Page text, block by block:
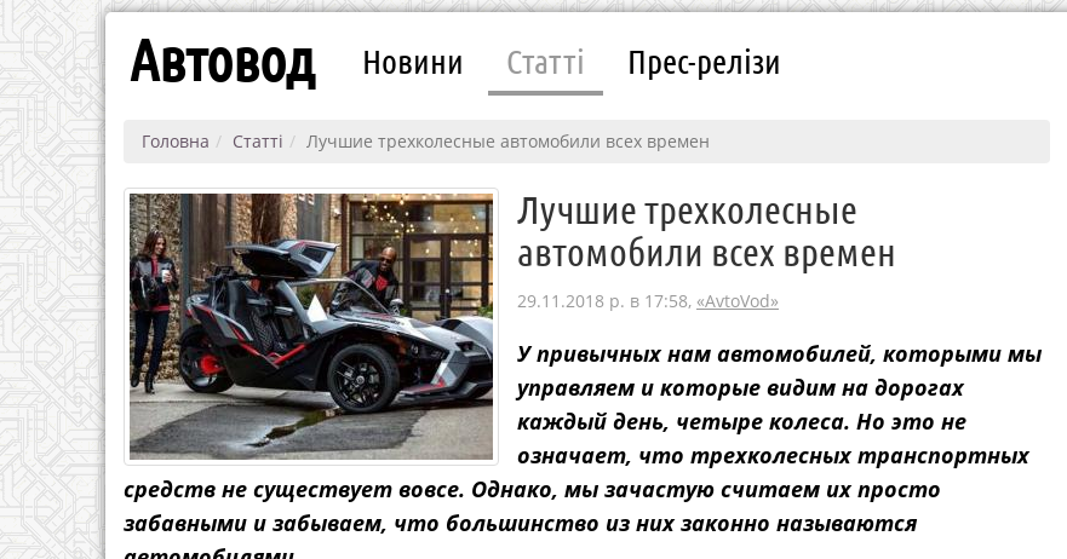
Автовод Новини Статті Прес-релізи
Головна Статті Лучшие трехколесные автомобили всех времен
Лучшие трехколесные
автомобили всех времен
29.11.2018 р. в 17:58, «AvtoVod»
У привычных нам автомобилей, которыми мы
управляем и которые видим на дорогах
каждый день, четыре колеса. Но это не
означает, что трехколесных транспортных
средств не существует вовсе. Однако, мы зачастую считаем их просто
забавными и забываем, что большинство из них законно называются